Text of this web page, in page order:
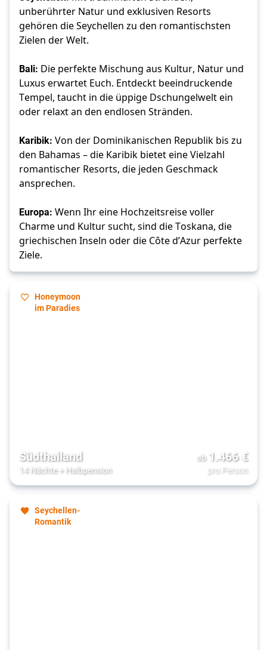
unberührter Natur und exklusiven Resorts
gehören die Seychellen zu den romantischsten
Zielen der Welt.
Bali: Die perfekte Mischung aus Kultur, Natur und
Luxus erwartet Euch. Entdeckt beeindruckende
Tempel, taucht in die üppige Dschungelwelt ein
oder relaxt an den endlosen Stränden.
Karibik: Von der Dominikanischen Republik bis zu
den Bahamas – die Karibik bietet eine Vielzahl
romantischer Resorts, die jeden Geschmack
ansprechen.
Europa: Wenn Ihr eine Hochzeitsreise voller
Charme und Kultur sucht, sind die Toskana, die
griechischen Inseln oder die Côte d’Azur perfekte
Ziele.
Honeymoon
im Paradies
Südthailand
14 Nächte+ Halbpension
ab 1.466€
pro Person
Seychellen-
Romantik